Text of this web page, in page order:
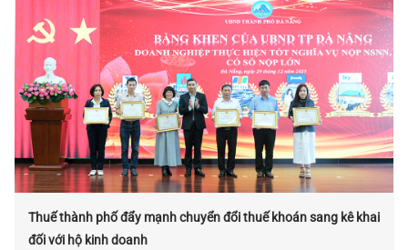
Thuế thành phố đẩy mạnh chuyển đổi thuế khoán sang kê khai
đối với hộ kinh doanh